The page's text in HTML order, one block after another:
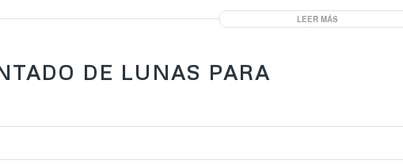
LEER MÁS
DE LUNAS PARA